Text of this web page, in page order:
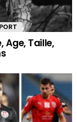
Age, Taille,